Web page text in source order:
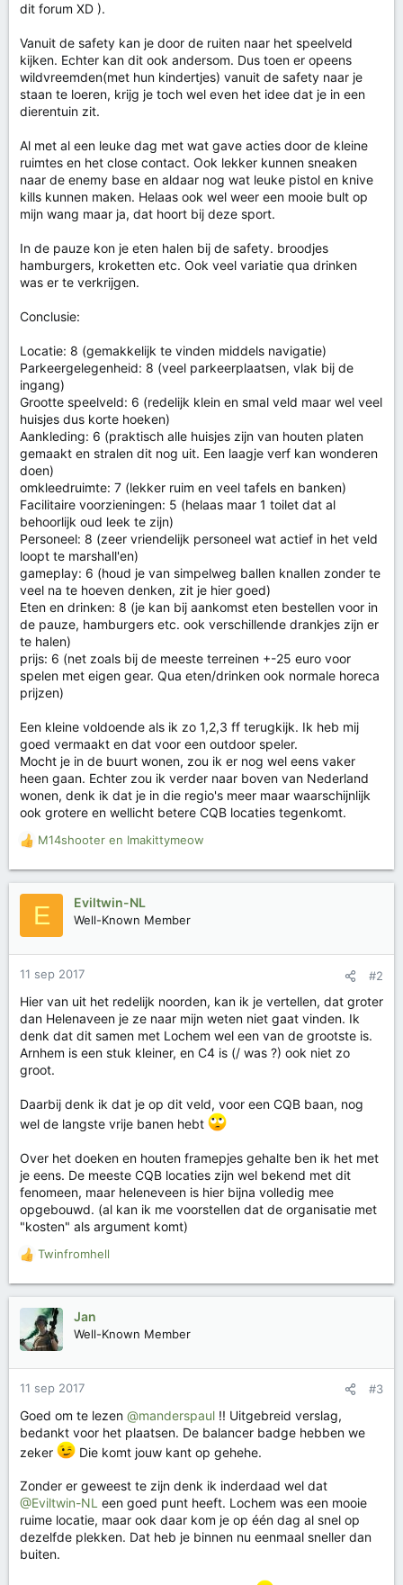
dit forum XD ).
Vanuit de safety kan je door de ruiten naar het speelveld
kijken. Echter kan dit ook andersom. Dus toen er opeens
wildvreemden(met hun kindertjes) vanuit de safety naar je
staan te loeren, krijg je toch wel even het idee dat je in een
dierentuin zit.
Al met al een leuke dag met wat gave acties door de kleine
ruimtes en het close contact. Ook lekker kunnen sneaken
naar de enemy base en aldaar nog wat leuke pistol en knive
kills kunnen maken. Helaas ook wel weer een mooie bult op
mijn wang maar ja, dat hoort bij deze sport.
In de pauze kon je eten halen bij de safety. broodjes
hamburgers, kroketten etc. Ook veel variatie qua drinken
was er te verkrijgen.
Conclusie:
Locatie: 8 (gemakkelijk te vinden middels navigatie)
Parkeergelegenheid: 8 (veel parkeerplaatsen, vlak bij de
ingang)
Grootte speelveld: 6 (redelijk klein en smal veld maar wel veel
huisjes dus korte hoeken)
Aankleding: 6 (praktisch alle huisjes zijn van houten platen
gemaakt en stralen dit nog uit. Een laagje verf kan wonderen
doen)
omkleedruimte: 7 (lekker ruim en veel tafels en banken)
Facilitaire voorzieningen: 5 (helaas maar 1 toilet dat al
behoorlijk oud leek te zijn)
Personeel: 8 (zeer vriendelijk personeel wat actief in het veld
loopt te marshall'en)
gameplay: 6 (houd je van simpelweg ballen knallen zonder te
veel na te hoeven denken, zit je hier goed)
Eten en drinken: 8 (je kan bij aankomst eten bestellen voor in
de pauze, hamburgers etc. ook verschillende drankjes zijn er
te halen)
prijs: 6 (net zoals bij de meeste terreinen +-25 euro voor
spelen met eigen gear. Qua eten/drinken ook normale horeca
prijzen)
Een kleine voldoende als ik zo 1,2,3 ff terugkijk. Ik heb mij
goed vermaakt en dat voor een outdoor speler.
Mocht je in de buurt wonen, zou ik er nog wel eens vaker
heen gaan. Echter zou ik verder naar boven van Nederland
wonen, denk ik dat je in die regio's meer maar waarschijnlijk
ook grotere en wellicht betere CQB locaties tegenkomt.
W
r
i
n
e
n
:
M14shooter en Imakittymeow
E Eviltwin-NL
Well-Known Member
11 sep 2017 #2
Hier van uit het redelijk noorden, kan ik je vertellen, dat groter
dan Helenaveen je ze naar mijn weten niet gaat vinden. Ik
denk dat dit samen met Lochem wel een van de grootste is.
Arnhem is een stuk kleiner, en C4 is (/ was ?) ook niet zo
groot.
Daarbij denk ik dat je op dit veld, voor een CQB baan, nog
wel de langste vrije banen hebt
Over het doeken en houten framepjes gehalte ben ik het met
je eens. De meeste CQB locaties zijn wel bekend met dit
fenomeen, maar heleneveen is hier bijna volledig mee
opgebouwd. (al kan ik me voorstellen dat de organisatie met
"kosten" als argument komt)
W
r
e
i
n
e
n
:
Twinfromhell
Jan
Well-Known Member
11 sep 2017 #3
Goed om te lezen @manderspaul !! Uitgebreid verslag,
bedankt voor het plaatsen. De balancer badge hebben we
zeker
Die komt jouw kant op gehehe.
Zonder er geweest te zijn denk ik inderdaad wel dat
@Eviltwin-NL een goed punt heeft. Lochem was een mooie
ruime locatie, maar ook daar kom je op één dag al snel op
dezelfde plekken. Dat heb je binnen nu eenmaal sneller dan
buiten.